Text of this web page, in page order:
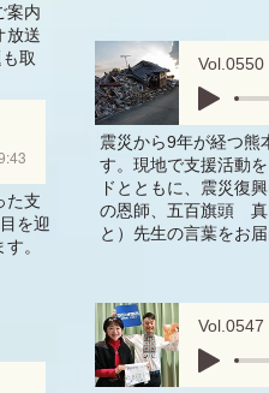
案内
放送
取
た支
を迎
。
Vol.0550
震災から9年が経つ熊
す。現地で支援活動
ドとともに、震災復
の恩師、五百旗頭
と）先生の言葉をお届
Vol.0547